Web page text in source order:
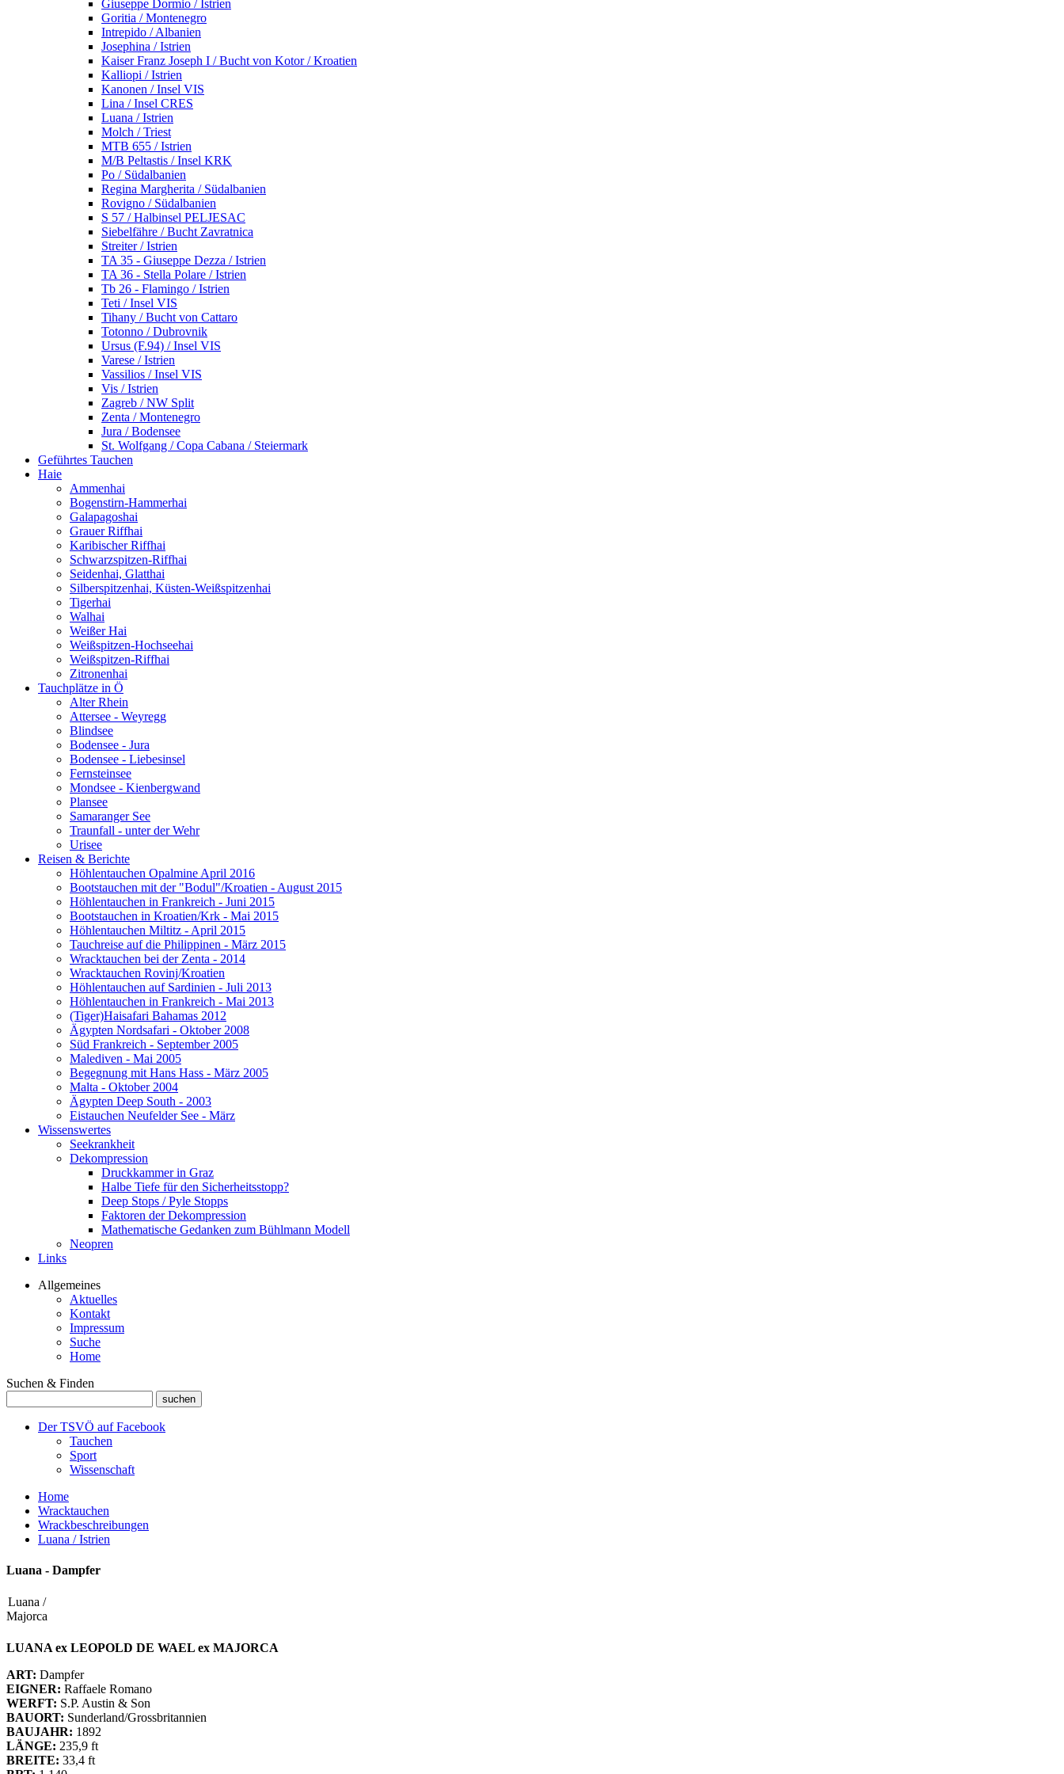
Giuseppe Dormio / Istrien
Goritia / Montenegro
Intrepido / Albanien
Josephina / Istrien
Kaiser Franz Joseph I / Bucht von Kotor / Kroatien
Kalliopi / Istrien
Kanonen / Insel VIS
Lina / Insel CRES
Luana / Istrien
Molch / Triest
MTB 655 / Istrien
M/B Peltastis / Insel KRK
Po / Südalbanien
Regina Margherita / Südalbanien
Rovigno / Südalbanien
S 57 / Halbinsel PELJESAC
Siebelfähre / Bucht Zavratnica
Streiter / Istrien
TA 35 - Giuseppe Dezza / Istrien
TA 36 - Stella Polare / Istrien
Tb 26 - Flamingo / Istrien
Teti / Insel VIS
Tihany / Bucht von Cattaro
Totonno / Dubrovnik
Ursus (F.94) / Insel VIS
Varese / Istrien
Vassilios / Insel VIS
Vis / Istrien
Zagreb / NW Split
Zenta / Montenegro
Jura / Bodensee
St. Wolfgang / Copa Cabana / Steiermark
Geführtes Tauchen
Haie
Ammenhai
Bogenstirn-Hammerhai
Galapagoshai
Grauer Riffhai
Karibischer Riffhai
Schwarzspitzen-Riffhai
Seidenhai, Glatthai
Silberspitzenhai, Küsten-Weißspitzenhai
Tigerhai
Walhai
Weißer Hai
Weißspitzen-Hochseehai
Weißspitzen-Riffhai
Zitronenhai
Tauchplätze in Ö
Alter Rhein
Attersee - Weyregg
Blindsee
Bodensee - Jura
Bodensee - Liebesinsel
Fernsteinsee
Mondsee - Kienbergwand
Plansee
Samaranger See
Traunfall - unter der Wehr
Urisee
Reisen & Berichte
Höhlentauchen Opalmine April 2016
Bootstauchen mit der "Bodul"/Kroatien - August 2015
Höhlentauchen in Frankreich - Juni 2015
Bootstauchen in Kroatien/Krk - Mai 2015
Höhlentauchen Miltitz - April 2015
Tauchreise auf die Philippinen - März 2015
Wracktauchen bei der Zenta - 2014
Wracktauchen Rovinj/Kroatien
Höhlentauchen auf Sardinien - Juli 2013
Höhlentauchen in Frankreich - Mai 2013
(Tiger)Haisafari Bahamas 2012
Ägypten Nordsafari - Oktober 2008
Süd Frankreich - September 2005
Malediven - Mai 2005
Begegnung mit Hans Hass - März 2005
Malta - Oktober 2004
Ägypten Deep South - 2003
Eistauchen Neufelder See - März
Wissenswertes
Seekrankheit
Dekompression
Druckkammer in Graz
Halbe Tiefe für den Sicherheitsstopp?
Deep Stops / Pyle Stopps
Faktoren der Dekompression
Mathematische Gedanken zum Bühlmann Modell
Neopren
Links
Allgemeines
Aktuelles
Kontakt
Impressum
Suche
Home
Suchen & Finden
Der TSVÖ auf Facebook
Tauchen
Sport
Wissenschaft
Home
Wracktauchen
Wrackbeschreibungen
Luana / Istrien
Luana - Dampfer
Luana /
Majorca
LUANA ex LEOPOLD DE WAEL ex MAJORCA
ART: Dampfer
EIGNER: Raffaele Romano
WERFT: S.P. Austin & Son
BAUORT: Sunderland/Grossbritannien
BAUJAHR: 1892
LÄNGE: 235,9 ft
BREITE: 33,4 ft